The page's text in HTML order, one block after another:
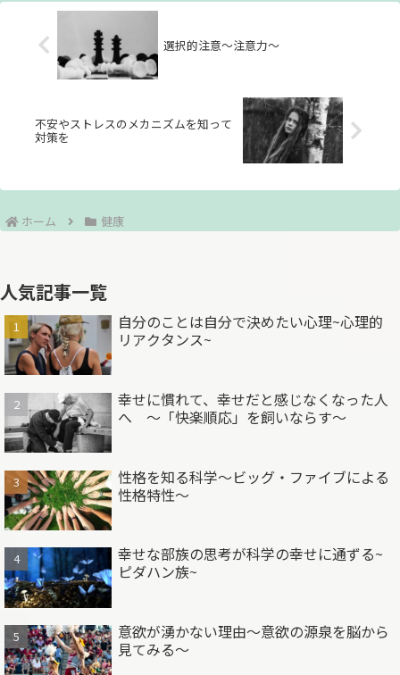
選択的注意～注意力～
不安やストレスのメカニズムを知って
対策を
ホーム 健康
人気記事一覧
自分のことは自分で決めたい心理~心理的
リアクタンス~
幸せに慣れて、幸せだと感じなくなった人
へ ～「快楽順応」を飼いならす～
性格を知る科学～ビッグ・ファイブによる
性格特性～
幸せな部族の思考が科学の幸せに通ずる~
ピダハン族~
意欲が湧かない理由～意欲の源泉を脳から
見てみる～